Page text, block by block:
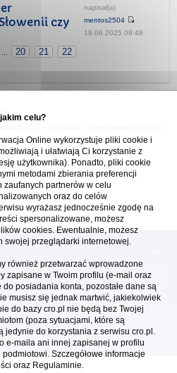
czy
20 21 22
napisał(a)
mentos2504
19.06.2025 09:48
cookies do prawidłowego działania, te pliki
ułatwiające korzystanie z serwisu; więcej informacji w
polityce prywatności
online™ nie odpowiada za treści zamieszczone przez
oznacza akceptację regulaminu. Serwis ma charakter
interesów żadnego biura podróży, nie zajmuje
oraz nie odpowiada za treść zamieszczonych reklam.
Wszystkie prawa zastrzeżone
celu?
Online wykorzystuje pliki cookie i
i ułatwiają Ci korzystanie z
użytkownika). Ponadto, pliki cookie
metodami zbierania preferencji
zaufanych partnerów w celu
oraz do celów
wyrażasz jednocześnie zgodę na
spersonalizowane, możesz
cookies. Ewentualnie, możesz
swojej przeglądarki internetowej.
również przetwarzać wprowadzone
zapisane w Twoim profilu (e-mail oraz
posiadania konta, pozostałe dane są
musisz się jednak martwić, jakiekolwiek
do bazy cro.pl nie będą bez Twojej
(poza sytuacjami, które są
jedynie do korzystania z serwisu cro.pl.
e-maila ani innej zapisanej w profilu
Szczegółowe informacje
oraz Regulaminie.